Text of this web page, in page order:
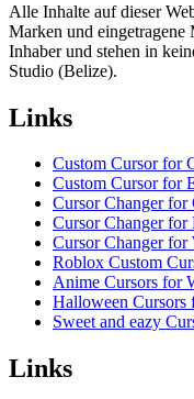
Alle Inhalte auf dieser
Marken und
Inhaber und stehen in
Studio (Belize).
Links
Custom Cursor for
Custom Cursor for
Cursor Changer for
Cursor Changer for
Cursor Changer for
Roblox Custom
Anime Cursors for
Halloween Cursors
Sweet and eazy
Links